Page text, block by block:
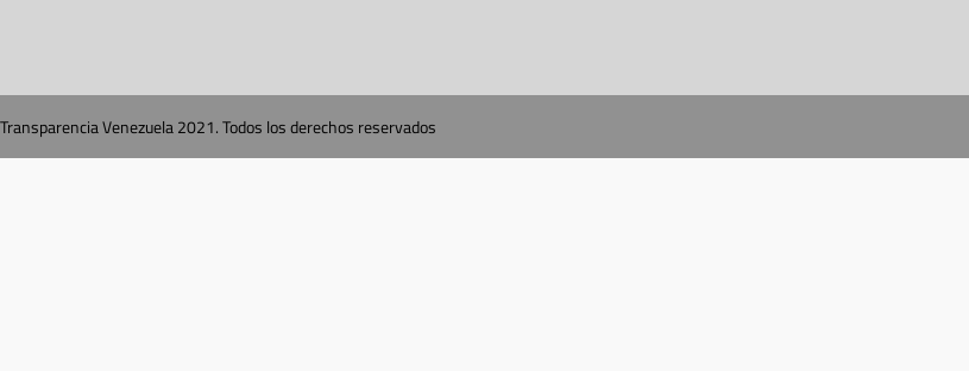
Transparencia Venezuela 2021. Todos los derechos reservados